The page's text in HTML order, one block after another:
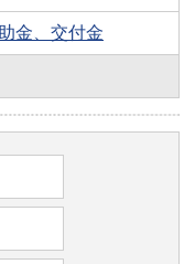
金、交付金